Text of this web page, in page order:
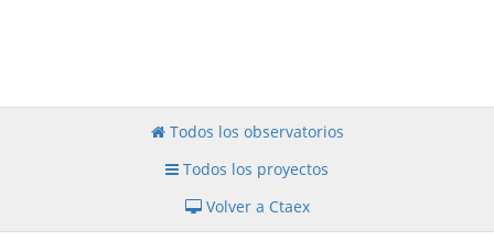
Todos los observatorios
Todos los proyectos
Volver a Ctaex